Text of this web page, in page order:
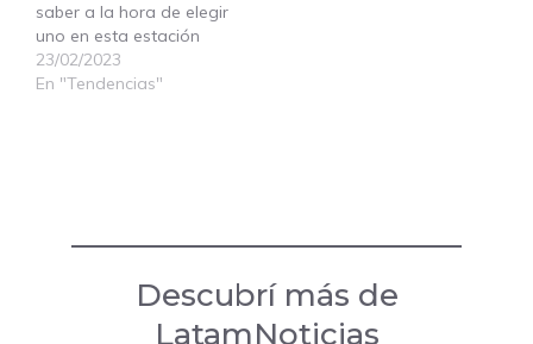
saber a la hora de elegir
uno en esta estación
23/02/2023
En "Tendencias"
Descubrí más de
LatamNoticias